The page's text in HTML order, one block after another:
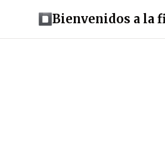
Bienvenidos a la